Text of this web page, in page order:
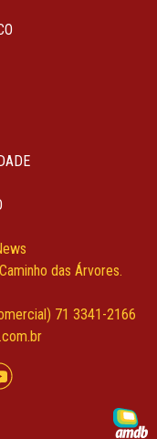
das Árvores.
71 3341-2166